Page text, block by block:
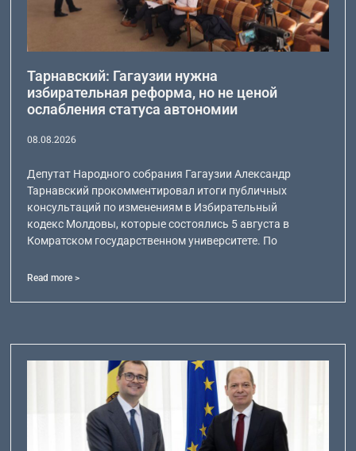
Тарнавский: Гагаузии нужна
избирательная реформа, но не ценой
ослабления статуса автономии
08.08.2026
Депутат Народного собрания Гагаузии Александр
Тарнавский прокомментировал итоги публичных
консультаций по изменениям в Избирательный
кодекс Молдовы, которые состоялись 5 августа в
Комратском государственном университете. По
Read more >